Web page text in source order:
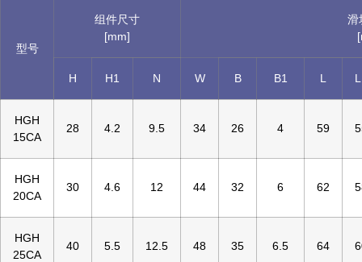
型号
组件尺寸
[mm]
滑
H H1 N W B B1 L
HGH
15CA
28 4.2 9.5 34 26 4 59
HGH
20CA
30 4.6 12 44 32 6 62
HGH
25CA
40 5.5 12.5 48 35 6.5 64